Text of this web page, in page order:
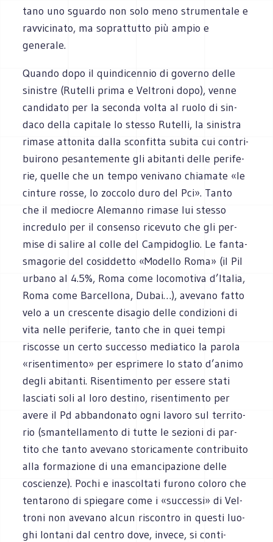
tano uno sguardo non solo meno stru­men­tale e
rav­vi­ci­nato, ma soprat­tutto più ampio e
generale.
Quando dopo il quin­di­cen­nio di governo delle
sini­stre (Rutelli prima e Vel­troni dopo), venne
can­di­dato per la seconda volta al ruolo di sin­
daco della capi­tale lo stesso Rutelli, la sini­stra
rimase atto­nita dalla scon­fitta subita cui con­tri­
bui­rono pesan­te­mente gli abi­tanti delle peri­fe­
rie, quelle che un tempo veni­vano chia­mate «le
cin­ture rosse, lo zoc­colo duro del Pci». Tanto
che il medio­cre Ale­manno rimase lui stesso
incre­dulo per il con­senso rice­vuto che gli per­
mise di salire al colle del Cam­pi­do­glio. Le fan­ta­
sma­go­rie del cosid­detto «Modello Roma» (il Pil
urbano al 4.5%, Roma come loco­mo­tiva d’Italia,
Roma come Bar­cel­lona, Dubai…), ave­vano fatto
velo a un cre­scente disa­gio delle con­di­zioni di
vita nelle peri­fe­rie, tanto che in quei tempi
riscosse un certo suc­cesso media­tico la parola
«risen­ti­mento» per espri­mere lo stato d’animo
degli abi­tanti. Risen­ti­mento per essere stati
lasciati soli al loro destino, risen­ti­mento per
avere il Pd abban­do­nato ogni lavoro sul ter­ri­to­
rio (sman­tel­la­mento di tutte le sezioni di par­
tito che tanto ave­vano sto­ri­ca­mente con­tri­buito
alla for­ma­zione di una eman­ci­pa­zione delle
coscienze). Pochi e ina­scol­tati furono coloro che
ten­ta­rono di spie­gare come i «suc­cessi» di Vel­
troni non ave­vano alcun riscon­tro in que­sti luo­
ghi lon­tani dal cen­tro dove, invece, si con­ti­